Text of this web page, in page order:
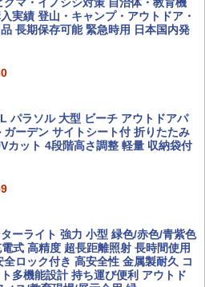
（エアライン）2026年9月号【特
ビ-パル) 2026年 9 月号【特別付録:
ミニマル"旅"財布 ランダム2種】
き方 スター・ウォーズ
日本地理 地図・統計・移動から読み
談社現代新書)
ワンタッチ RENEW 幅200 2-3人用 43
け パッとサッとテント ブラックコ
グ フルクローズ メッシュ 3-4人用
ポップアップテント エクルベージ
様) PATC-150B(EB)
コールマン) ツーリングドーム/LD
3人用 キャンプ アウトドア フェス
ンパクト 簡単設営 カンガルーテント
ンプ ソロテント
実績 登山・キャンプ・アウトドア・
長期保存可能 緊急時用 日本国内発
パラソル 大型 ビーチ アウトドアパ
ガーデン サイトシート付 折りたたみ
カット 4段階高さ調整 軽量 収納袋付
ーライト 強力 小型 緑色/赤色/青紫色
式 高精度 超長距離照射 長時間使用
全ロック付き 高安全性 金属製耐久 コ
多機能設計 持ち運び便利 アウトド